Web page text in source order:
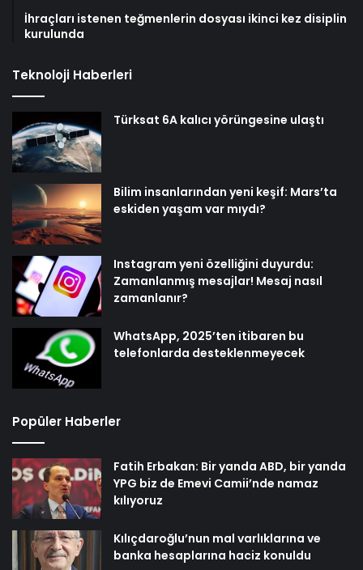
İhraçları istenen teğmenlerin dosyası ikinci kez disiplin
kurulunda
Teknoloji Haberleri
Türksat 6A kalıcı yörüngesine ulaştı
Bilim insanlarından yeni keşif: Mars’ta
eskiden yaşam var mıydı?
Instagram yeni özelliğini duyurdu:
Zamanlanmış mesajlar! Mesaj nasıl
zamanlanır?
WhatsApp, 2025’ten itibaren bu
telefonlarda desteklenmeyecek
Popüler Haberler
Fatih Erbakan: Bir yanda ABD, bir yanda
YPG biz de Emevi Camii’nde namaz
kılıyoruz
Kılıçdaroğlu’nun mal varlıklarına ve
banka hesaplarına haciz konuldu